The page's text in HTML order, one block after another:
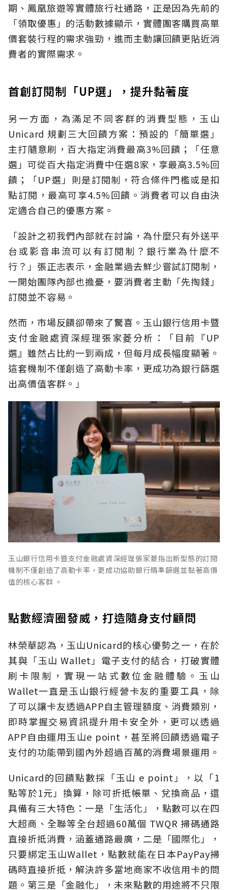
期、鳳凰旅遊等實體旅行社通路，正是因為先前的
「領取優惠」的活動數據顯示，實體團客購買高單
價套裝行程的需求強勁，進而主動讓回饋更貼近消
費者的實際需求。
首創訂閱制「UP選」，提升黏著度
另一方面，為滿足不同客群的消費型態，玉山
Unicard 規劃三大回饋方案：預設的「簡單選」
主打隨意刷，百大指定消費最高3%回饋；「任意
選」可從百大指定消費中任選8家，享最高3.5%回
饋；「UP選」則是訂閱制，符合條件門檻或是扣
點訂閱，最高可享4.5%回饋。消費者可以自由決
定適合自己的優惠方案。
「設計之初我們內部就在討論，為什麼只有外送平
台或影音串流可以有訂閱制？銀行業為什麼不
行？」張正志表示，金融業過去鮮少嘗試訂閱制，
一開始團隊內部也擔憂，要消費者主動「先掏錢」
訂閱並不容易。
然而，市場反饋卻帶來了驚喜。玉山銀行信用卡暨
支付金融處資深經理張家菱分析：「目前『UP
選』雖然占比約一到兩成，但每月成長幅度顯著。
這套機制不僅創造了高動卡率，更成功為銀行篩選
出高價值客群。」
玉山銀行信用卡暨支付金融處資深經理張家菱指出新型態的訂閱
機制不僅創造了高動卡率，更成功協助銀行精準篩選並黏著高價
值的核心客群 。
點數經濟圈發威，打造隨身支付顧問
林榮華認為，玉山Unicard的核心優勢之一，在於
其與「玉山 Wallet」電子支付的結合，打破實體
刷卡限制，實現一站式數位金融體驗。玉山
Wallet一直是玉山銀行經營卡友的重要工具，除
了可以讓卡友透過APP自主管理額度、消費類別，
即時掌握交易資訊提升用卡安全外，更可以透過
APP自由運用玉山e point，甚至將回饋透過電子
支付的功能帶到國內外超過百萬的消費場景運用。
Unicard的回饋點數採「玉山 e point」，以「1
點等於1元」換算，除可折抵帳單、兌換商品，還
具備有三大特色：一是「生活化」，點數可以在四
大超商、全聯等全台超過60萬個 TWQR 掃碼通路
直接折抵消費，涵蓋通路最廣，二是「國際化」，
只要綁定玉山Wallet，點數就能在日本PayPay掃
碼時直接折抵，解決許多當地商家不收信用卡的問
題。第三是「金融化」，未來點數的用途將不只限